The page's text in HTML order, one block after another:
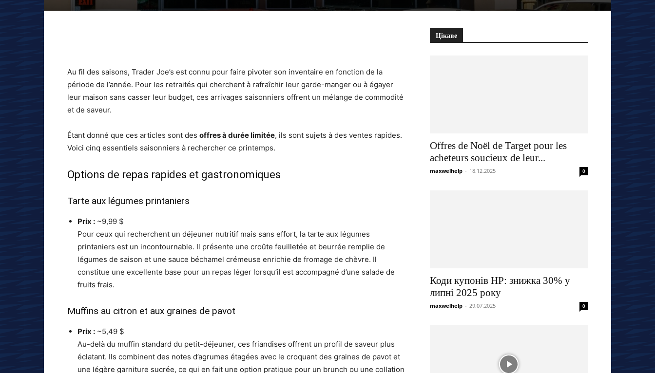
Au fil des saisons, Trader Joe’s est connu pour faire pivoter son inventaire en fonction de la
période de l’année. Pour les retraités qui cherchent à rafraîchir leur garde-manger ou à égayer
leur maison sans casser leur budget, ces arrivages saisonniers offrent un mélange de commodité
et de saveur.
Étant donné que ces articles sont des offres à durée limitée, ils sont sujets à des ventes rapides.
Voici cinq essentiels saisonniers à rechercher ce printemps.
Options de repas rapides et gastronomiques
Tarte aux légumes printaniers
Prix : ~9,99 $
Pour ceux qui recherchent un déjeuner nutritif mais sans effort, la tarte aux légumes
printaniers est un incontournable. Il présente une croûte feuilletée et beurrée remplie de
légumes de saison et une sauce béchamel crémeuse enrichie de fromage de chèvre. Il
constitue une excellente base pour un repas léger lorsqu’il est accompagné d’une salade de
fruits frais.
Muffins au citron et aux graines de pavot
Prix : ~5,49 $
Au-delà du muffin standard du petit-déjeuner, ces friandises offrent un profil de saveur plus
éclatant. Ils combinent des notes d’agrumes étagées avec le croquant des graines de pavot et
une légère garniture sucrée, ce qui en fait une option pratique pour un brunch ou une collation
Цікаве
Offres de Noël de Target pour les
acheteurs soucieux de leur...
maxwelhelp - 18.12.2025 0
Коди купонів HP: знижка 30% у
липні 2025 року
maxwelhelp - 29.07.2025 0